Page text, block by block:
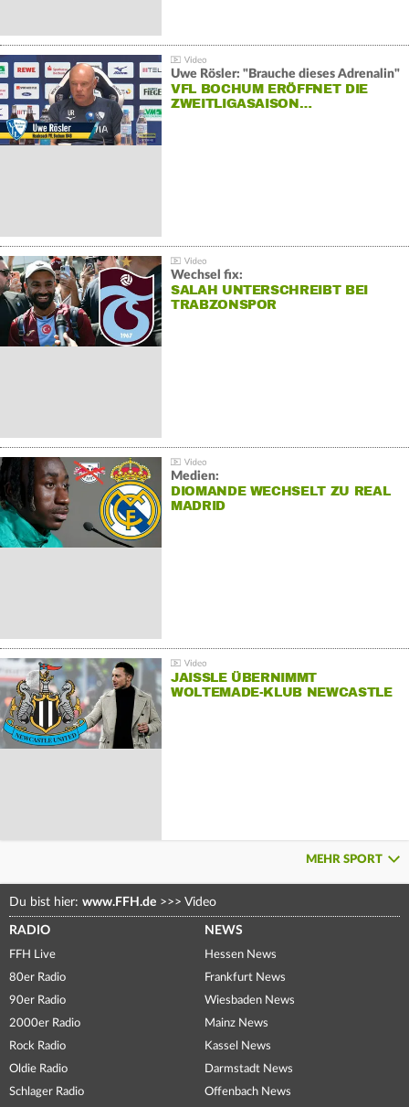
Uwe Rösler: "Brauche dieses Adrenalin"
VFL BOCHUM ERÖFFNET DIE
ZWEITLIGASAISON…
Wechsel fix:
SALAH UNTERSCHREIBT BEI
TRABZONSPOR
Medien:
DIOMANDE WECHSELT ZU REAL
MADRID
JAISSLE ÜBERNIMMT
WOLTEMADE-KLUB NEWCASTLE
MEHR SPORT
Du bist hier: www.FFH.de >>> Video
RADIO
FFH Live
80er Radio
90er Radio
2000er Radio
Rock Radio
Oldie Radio
Schlager Radio
NEWS
Hessen News
Frankfurt News
Wiesbaden News
Mainz News
Kassel News
Darmstadt News
Offenbach News